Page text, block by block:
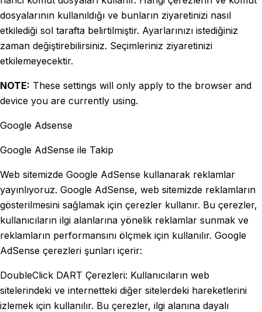
dosyalarının kullanıldığı ve bunların ziyaretinizi nasıl
etkilediği sol tarafta belirtilmiştir. Ayarlarınızı istediğiniz
zaman değiştirebilirsiniz. Seçimleriniz ziyaretinizi
etkilemeyecektir.
NOTE: These settings will only apply to the browser and
device you are currently using.
Google Adsense
Google AdSense ile Takip
Web sitemizde Google AdSense kullanarak reklamlar
yayınlıyoruz. Google AdSense, web sitemizde reklamların
gösterilmesini sağlamak için çerezler kullanır. Bu çerezler,
kullanıcıların ilgi alanlarına yönelik reklamlar sunmak ve
reklamların performansını ölçmek için kullanılır. Google
AdSense çerezleri şunları içerir:
DoubleClick DART Çerezleri: Kullanıcıların web
sitelerindeki ve internetteki diğer sitelerdeki hareketlerini
izlemek için kullanılır. Bu çerezler, ilgi alanına dayalı